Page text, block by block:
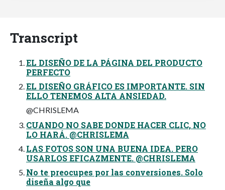
Transcript
EL DISEÑO DE LA PÁGINA DEL PRODUCTO
PERFECTO
EL DISEÑO GRÁFICO ES IMPORTANTE. SIN
ELLO TENEMOS ALTA ANSIEDAD.
@CHRISLEMA
CUANDO NO SABE DONDE HACER CLIC, NO
LO HARÁ. @CHRISLEMA
LAS FOTOS SON UNA BUENA IDEA. PERO
USARLOS EFICAZMENTE. @CHRISLEMA
No te preocupes por las conversiones. Solo
diseña algo que